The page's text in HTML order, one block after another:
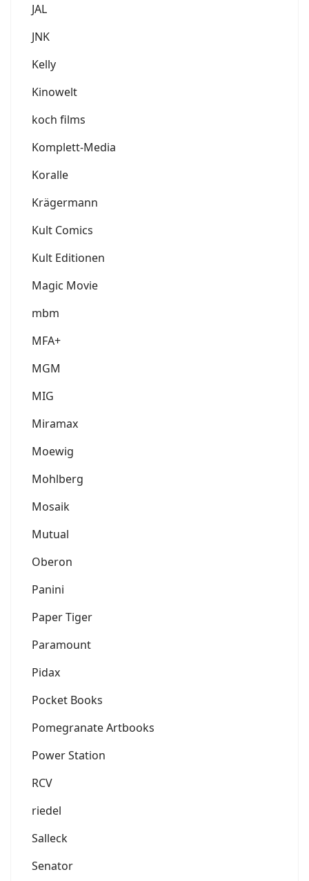
JAL
JNK
Kelly
Kinowelt
koch films
Komplett-Media
Koralle
Krägermann
Kult Comics
Kult Editionen
Magic Movie
mbm
MFA+
MGM
MIG
Miramax
Moewig
Mohlberg
Mosaik
Mutual
Oberon
Panini
Paper Tiger
Paramount
Pidax
Pocket Books
Pomegranate Artbooks
Power Station
RCV
riedel
Salleck
Senator